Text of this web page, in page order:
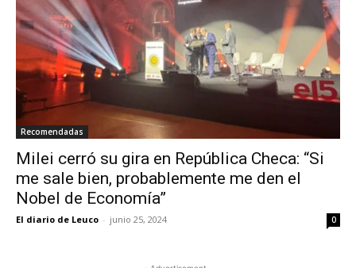
Recomendadas
Milei cerró su gira en República Checa: “Si
me sale bien, probablemente me den el
Nobel de Economía”
El diario de Leuco - junio 25, 2024 0